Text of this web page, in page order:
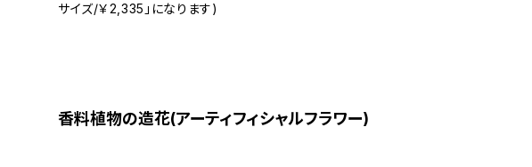
サイズ/￥2,335」になります)
香料植物の造花(アーティフィシャルフラワー)